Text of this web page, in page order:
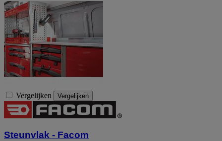
Vergelijken Vergelijken
Steunvlak - Facom